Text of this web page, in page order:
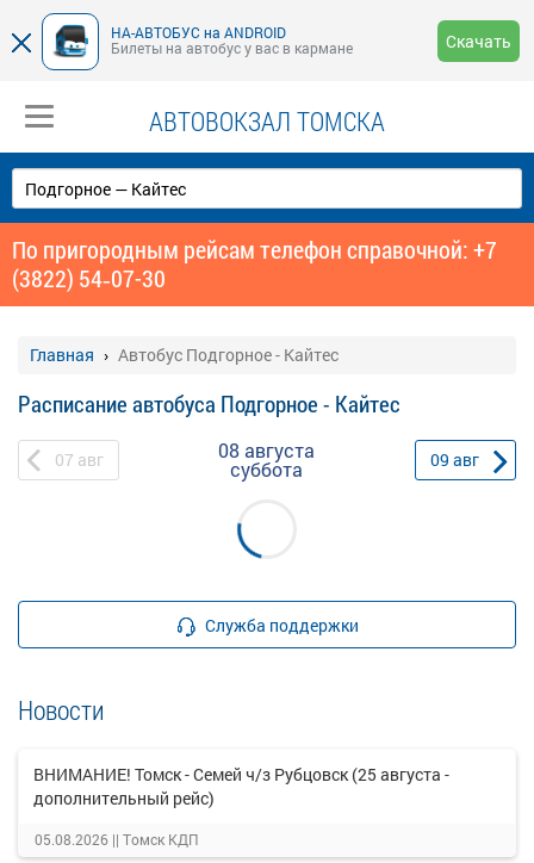
НА-АВТОБУС на ANDROID
Билеты на автобус у вас в кармане
Скачать
АВТОВОКЗАЛ ТОМСКА
По пригородным рейсам телефон справочной: +7
(3822) 54‑07-30
Главная Автобус Подгорное - Кайтес
Расписание автобуса Подгорное - Кайтес
07 авг 08 августа
суббота 09 авг
Служба поддержки
Новости
ВНИМАНИЕ! Томск - Семей ч/з Рубцовск (25 августа -
дополнительный рейс)
05.08.2026 || Томск КДП